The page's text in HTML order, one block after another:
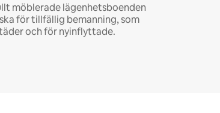
möblerade lägenhetsboenden
för tillfällig bemanning, som
och för nyinflyttade.